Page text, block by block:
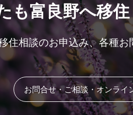
も富良野へ移
住相談のお申込み、各種
お問合せ・ご相談・オンライ